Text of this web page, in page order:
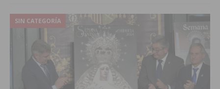
SIN CATEGORÍA